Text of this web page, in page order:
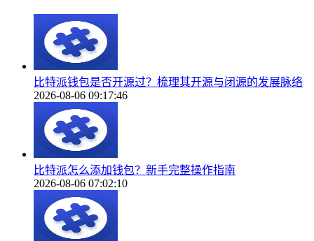
比特派钱包是否开源过？梳理其开源与闭源的发展脉络
2026-08-06 09:17:46
比特派怎么添加钱包？新手完整操作指南
2026-08-06 07:02:10